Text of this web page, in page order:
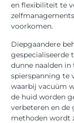
en flexibiliteit te
voorkomen.
Diepgaandere
gespecialiseerde
dunne naalden
spierspanning te
waarbij vacuüm
de huid worden
verbeteren en de
methoden wordt